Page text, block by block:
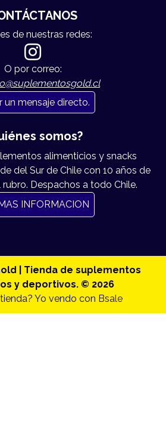
de nuestras redes:
O por correo:
un mensaje directo.
somos?
alimenticios y snacks
del Sur de Chile con 10 años de
rubro. Despachos a todo Chile.
INFORMACION
| Tienda de suplementos
y deportivos. © 2026
Yo vendo con Bsale